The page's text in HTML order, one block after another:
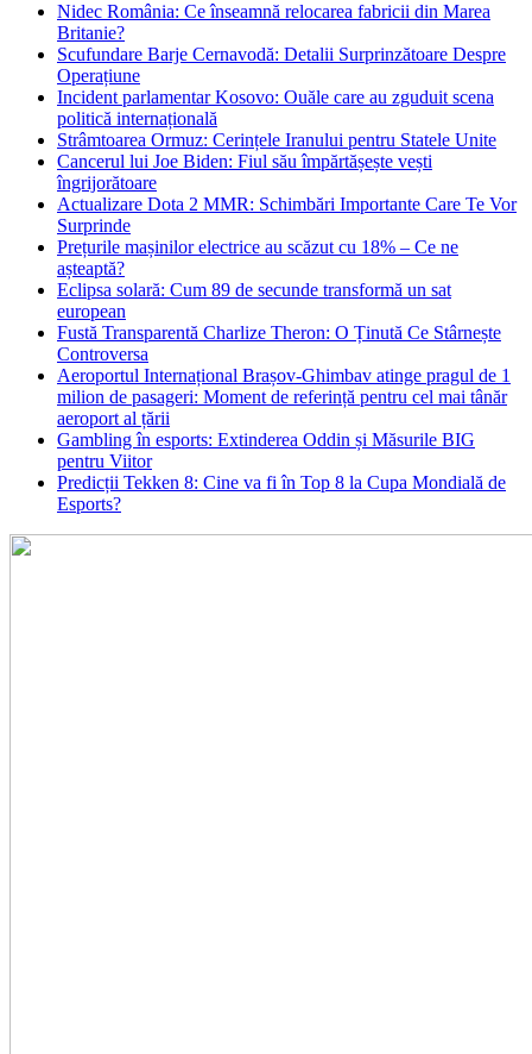
Nidec România: Ce înseamnă relocarea fabricii din Marea
Britanie?
Scufundare Barje Cernavodă: Detalii Surprinzătoare Despre
Operațiune
Incident parlamentar Kosovo: Ouăle care au zguduit scena
politică internațională
Strâmtoarea Ormuz: Cerințele Iranului pentru Statele Unite
Cancerul lui Joe Biden: Fiul său împărtășește vești
îngrijorătoare
Actualizare Dota 2 MMR: Schimbări Importante Care Te Vor
Surprinde
Prețurile mașinilor electrice au scăzut cu 18% – Ce ne
așteaptă?
Eclipsa solară: Cum 89 de secunde transformă un sat
european
Fustă Transparentă Charlize Theron: O Ținută Ce Stârnește
Controversa
Aeroportul Internațional Brașov‑Ghimbav atinge pragul de 1
milion de pasageri: Moment de referință pentru cel mai tânăr
aeroport al țării
Gambling în esports: Extinderea Oddin și Măsurile BIG
pentru Viitor
Predicții Tekken 8: Cine va fi în Top 8 la Cupa Mondială de
Esports?